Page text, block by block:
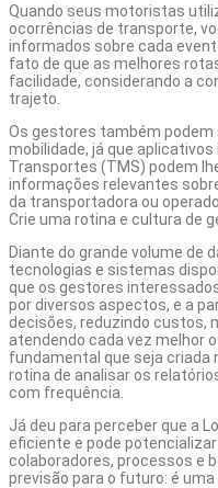
Quando seus motoristas
ocorrências de transporte,
informados sobre cada
fato de que as melhores
facilidade, considerando a
trajeto.
Os gestores também
mobilidade, já que
Transportes (TMS) podem
informações relevantes
da transportadora ou
Crie uma rotina e cultura de
Diante do grande volume de
tecnologias e sistemas
que os gestores
por diversos aspectos, e a
decisões, reduzindo custos,
atendendo cada vez melhor
fundamental que seja criada
rotina de analisar os
com frequência.
Já deu para perceber que a
eficiente e pode
colaboradores, processos e
previsão para o futuro: é